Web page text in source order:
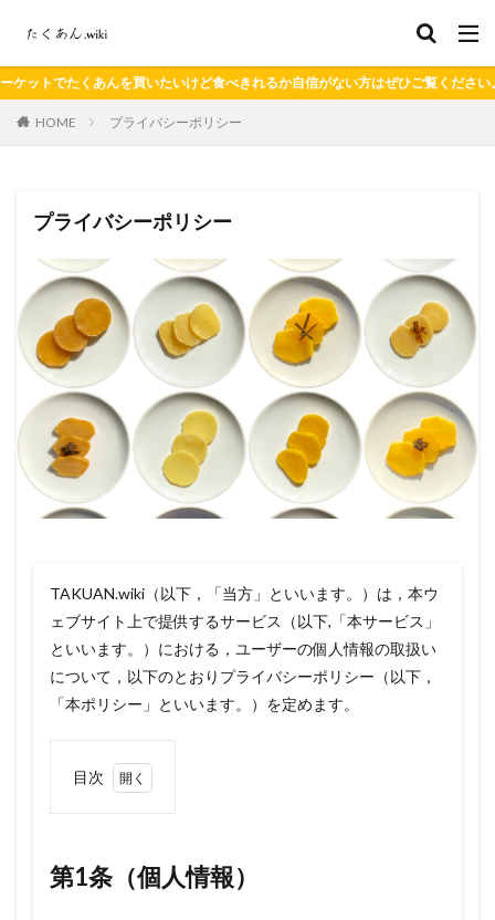
を買いたいけど食べきれるか自信がない方はぜひご覧ください。
HOME プライバシーポリシー
プライバシーポリシー
TAKUAN.wiki（以下，「当方」といいます。）は，本ウ
ェブサイト上で提供するサービス（以下,「本サービス」
といいます。）における，ユーザーの個人情報の取扱い
について，以下のとおりプライバシーポリシー（以下，
「本ポリシー」といいます。）を定めます。
目次
（個
人情
第1条（個人情報）